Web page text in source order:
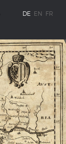
DE EN FR